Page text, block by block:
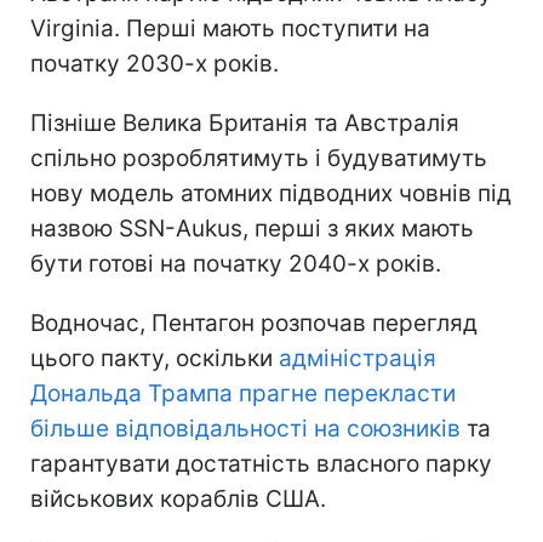
Virginia. Перші мають поступити на
початку 2030-х років.
Пізніше Велика Британія та Австралія
спільно розроблятимуть і будуватимуть
нову модель атомних підводних човнів під
назвою SSN-Aukus, перші з яких мають
бути готові на початку 2040-х років.
Водночас, Пентагон розпочав перегляд
цього пакту, оскільки адміністрація
Дональда Трампа прагне перекласти
більше відповідальності на союзників та
гарантувати достатність власного парку
військових кораблів США.